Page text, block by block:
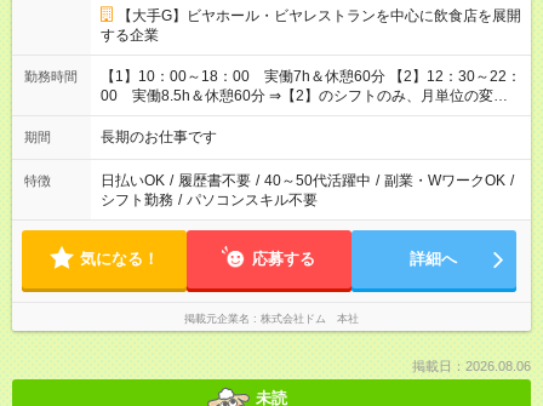
【大手G】ビヤホール・ビヤレストランを中心に飲食店を展開
する企業
勤務時間
【1】10：00～18：00 実働7h＆休憩60分 【2】12：30～22：
00 実働8.5h＆休憩60分 ⇒【2】のシフトのみ、月単位の変形
労働制：160～177.1h/月（超過分は別途全額支給） ★時短相談
OK（6h～）
期間 長期のお仕事です
特徴 日払いOK / 履歴書不要 / 40～50代活躍中 / 副業・WワークOK /
シフト勤務 / パソコンスキル不要
気になる！ 応募する 詳細へ
掲載元企業名 株式会社ドム 本社
掲載日：2026.08.06
未読